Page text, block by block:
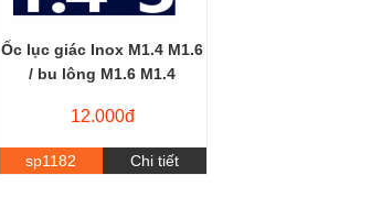
Ốc lục giác Inox M1.4 M1.6
/ bu lông M1.6 M1.4
12.000đ
sp1182 Chi tiết